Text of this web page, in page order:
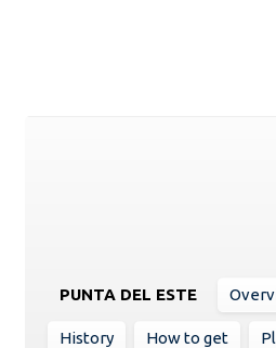
PUNTA DEL ESTE
History How to get